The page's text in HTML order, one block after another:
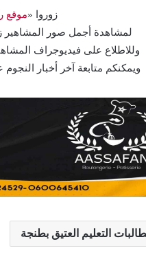
زوروا «موقع
لمشاهدة أجمل صور المشاهير
وللاطلاع على فيديوجراف
ويمكنكم متابعة آخر أخبار
التعليم العتيق بطنجة